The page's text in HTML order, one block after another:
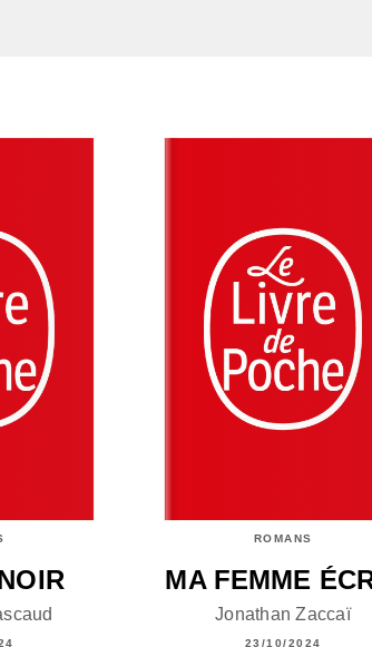
ROMANS
MA FEMME
Jonathan Zaccaï
23/10/2024